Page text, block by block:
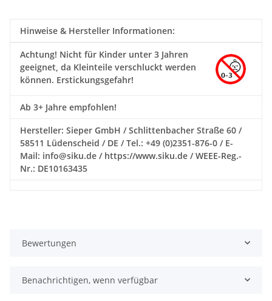
Hinweise & Hersteller Informationen:
Achtung! Nicht für Kinder unter 3 Jahren
geeignet, da Kleinteile verschluckt werden
können. Erstickungsgefahr!
Ab 3+ Jahre empfohlen!
Hersteller: Sieper GmbH / Schlittenbacher Straße 60 /
58511 Lüdenscheid / DE / Tel.: +49 (0)2351-876-0 / E-
Mail: info@siku.de / https://www.siku.de / WEEE-Reg.-
Nr.: DE10163435
Bewertungen
Benachrichtigen, wenn verfügbar